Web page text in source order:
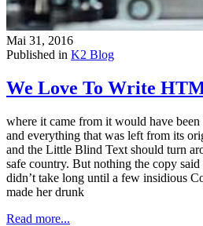
Mai 31, 2016
Published in K2 Blog
We Love To Write
where it came from it would have
and everything that was left from its
and the Little Blind Text should turn
safe country. But nothing the copy
didn’t take long until a few insidious
made her drunk
Read more...